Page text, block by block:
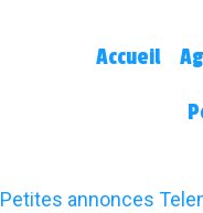
Accueil
Petites annonces